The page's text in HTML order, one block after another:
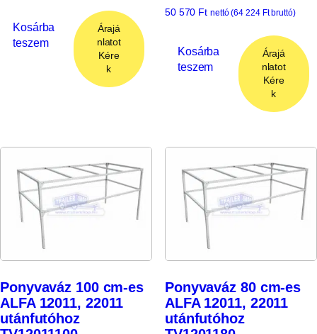
Kosárba
teszem
Árajá
nlatot
Kére
k
50 570 Ft nettó (64 224 Ftbruttó)
Kosárba
teszem
Árajá
nlatot
Kére
k
Ponyvaváz 100 cm-es
ALFA 12011, 22011
utánfutóhoz
Ponyvaváz 80 cm-es
ALFA 12011, 22011
utánfutóhoz